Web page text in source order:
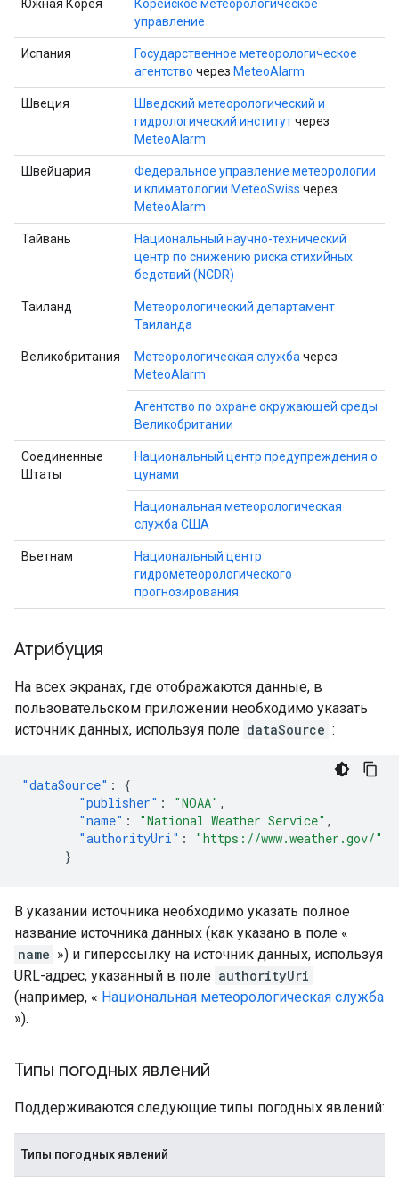
Южная Корея
Корейское метеорологическое
управление
Испания
Государственное метеорологическое
агентство через MeteoAlarm
Швеция
Шведский метеорологический и
гидрологический институтчерез
MeteoAlarm
Швейцария
Федеральное управление метеорологии
и климатологии MeteoSwiss через
MeteoAlarm
Тайвань
Национальный научно-технический
центр по снижению риска стихийных
бедствий (NCDR)
Таиланд
Метеорологический департамент
Таиланда
Великобритания Метеорологическая служба через
MeteoAlarm
Агентство по охране окружающей среды
Великобритании
Соединенные
Штаты
Национальный центр предупреждения о
цунами
Национальная метеорологическая
служба США
Вьетнам
Национальный центр
гидрометеорологического
прогнозирования
Атрибуция
На всех экранах, где отображаются данные, в
пользовательском приложении необходимо указать
источник данных, используя поле dataSource :
"dataSource" :
{
"publisher" : "NOAA" ,
"name" : "National Weather Service" ,
"authorityUri" :
"https://www.weather.gov/"
}
В указании источника необходимо указать полное
название источника данных (как указано в поле «
name ») и гиперссылку на источник данных, используя
URL-адрес, указанный в поле authorityUri
(например, « Национальная метеорологическая служба
»).
Типы погодных явлений
Поддерживаются следующие типы погодных явлений:
Типы погодных явлений